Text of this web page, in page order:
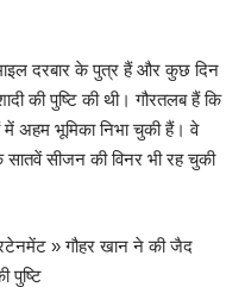
दरबार के पुत्र हैं और कुछ दिन
की पुष्टि की थी। गौरतलब हैं कि
अहम भूमिका निभा चुकी हैं। वे
सीजन की विनर भी रह चुकी
»गौहर खान ने की जैद
पुष्टि